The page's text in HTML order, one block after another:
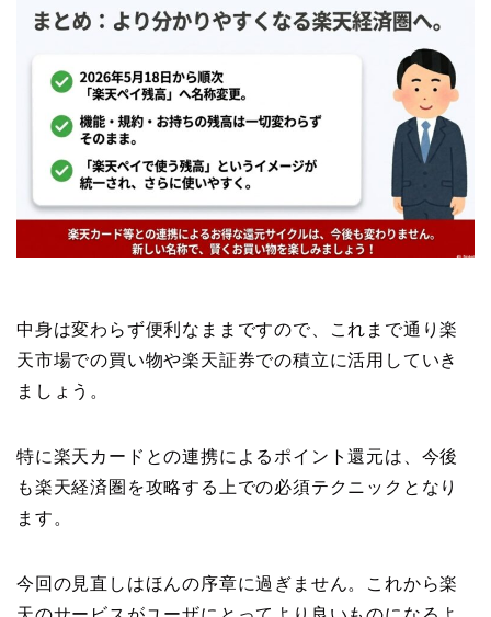
中身は変わらず便利なままですので、これまで通り楽
天市場での買い物や楽天証券での積立に活用していき
ましょう。
特に楽天カードとの連携によるポイント還元は、今後
も楽天経済圏を攻略する上での必須テクニックとなり
ます。
今回の見直しはほんの序章に過ぎません。これから楽